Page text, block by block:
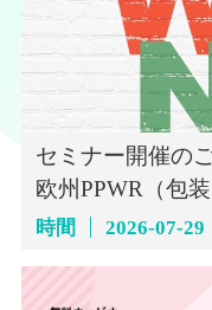
セミナー開催の
欧州PPWR（包
インセミナー（7
時間 2026-07-29